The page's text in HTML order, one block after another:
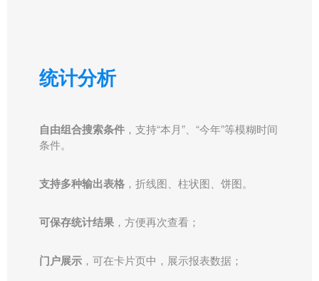
统计分析
自由组合搜索条件 ，支持“本月”、“今年”等模糊时间
条件。
支持多种输出表格 ，折线图、柱状图、饼图。
可保存统计结果 ，方便再次查看；
门户展示 ，可在卡片页中，展示报表数据；